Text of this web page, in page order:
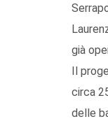
già
Il
circa
delle